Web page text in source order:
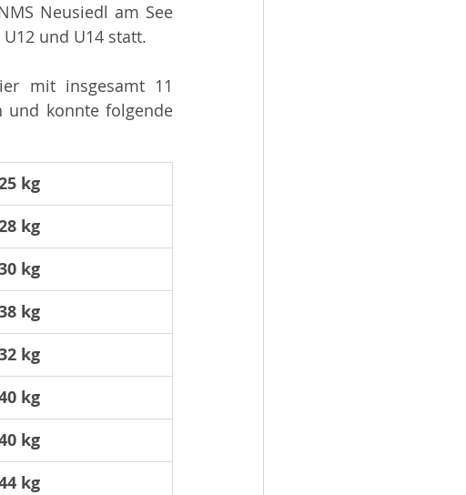
Neusiedl am See
und U14 statt.
mit insgesamt 11
und konnte folgende
kg
kg
kg
kg
kg
kg
kg
kg